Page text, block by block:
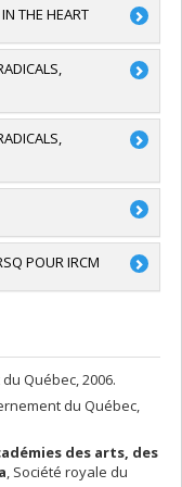
Réseaux de
de recherches en
THE HEART
Subvention de
fonctionnement
de recherches en
de groupe
,James L
,Trong On Do,
Arndtsen, Steve
Chaojun Li
Jean Lessard, Claude
,Alexandre
POUR IRCM
Québec, 2006.
du Québec,
des arts, des
, Société royale du